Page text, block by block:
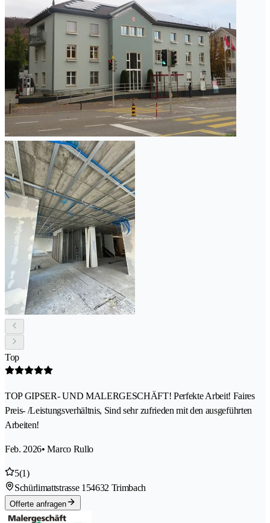
Top
TOP GIPSER- UND MALERGESCHÄFT! Perfekte Arbeit! Faires
Preis- /Leistungsverhältnis, Sind sehr zufrieden mit den ausgeführten
Arbeiten!
Feb. 2026• Marco Rullo
5(1)
Schürlimattstrasse 154632 Trimbach
Offerte anfragen